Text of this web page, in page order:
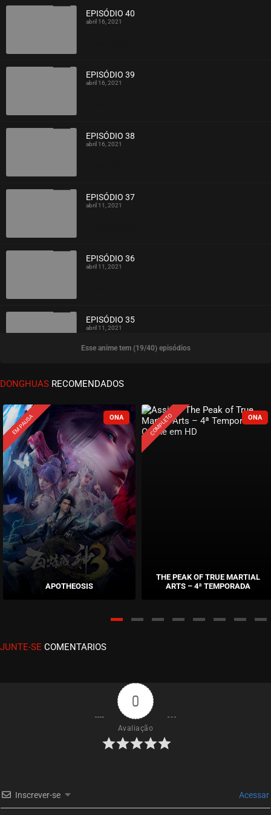
EPISÓDIO 40
abril 16, 2021
EPISÓDIO 39
abril 16, 2021
EPISÓDIO 38
abril 16, 2021
EPISÓDIO 37
abril 11, 2021
EPISÓDIO 36
abril 11, 2021
ASSISTIDO
EPISÓDIO 35
abril 11, 2021
ASSISTIDO
EPISÓDIO 34
ASSISTIDO
EPISÓDIO 33
abril 11, 2021
ASSISTIDO
EPISÓDIO 32
abril 11, 2021
EPISÓDIO 31
março 21, 2021
ASSISTIDO
EPISÓDIO 29
março 21, 2021
EPISÓDIO 28
EPISÓDIO 27
Esse anime tem (19/40) episódios
DONGHUAS RECOMENDADOS
EM PAUSA
APOTHEOSIS
COMPLETO
THE PEAK OF TRUE MARTIAL
ARTS – 4ª TEMPORADA
JUNTE-SE COMENTARIOS
0
Avaliação
Inscrever-se Acessar